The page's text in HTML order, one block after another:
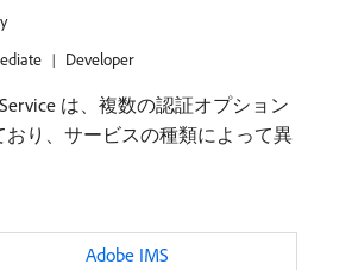
Developer
Service は、複数の認証オプション
おり、サービスの種類によって異
Adobe IMS ​